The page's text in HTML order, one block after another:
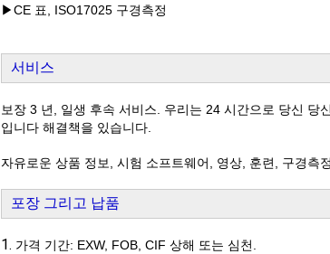
▶CE 표, ISO17025 구경측정
서비스
보장 3 년, 일생 후속 서비스. 우리는 24 시간으로 당신 당
입니다 해결책을 있습니다.
자유로운 상품 정보, 시험 소프트웨어, 영상, 훈련, 구경측
포장 그리고 납품
1. 가격 기간: EXW, FOB, CIF 상해 또는 심천.